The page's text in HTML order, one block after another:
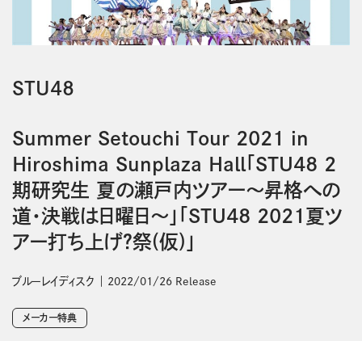
STU48
Summer Setouchi Tour 2021 in
Hiroshima Sunplaza Hall「STU48 2
期研究生 夏の瀬戸内ツアー～昇格への
道・決戦は日曜日～」「STU48 2021夏ツ
アー打ち上げ？祭(仮)」
ブルーレイディスク 2022/01/26 Release
メーカー特典